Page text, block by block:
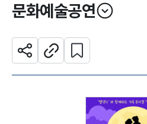
문화예술공연
열기
공유하기주소복사
관심 콘텐츠 설정하기